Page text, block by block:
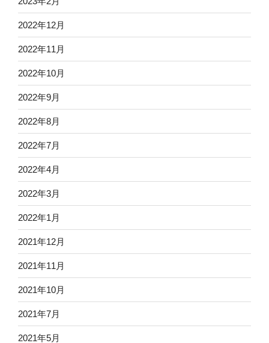
2022年12月
2022年11月
2022年10月
2022年9月
2022年8月
2022年7月
2022年4月
2022年3月
2022年1月
2021年12月
2021年11月
2021年10月
2021年7月
2021年5月